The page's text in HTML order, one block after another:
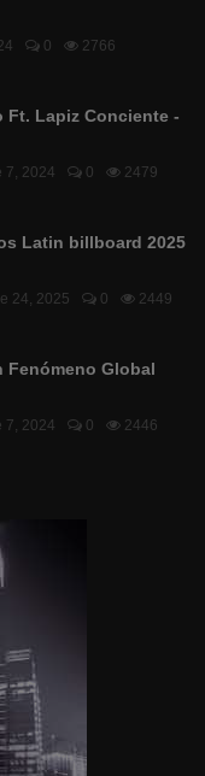
0 2766
Lapiz Conciente -
7, 2024 0 2479
Latin billboard 2025
24, 2025 0 2449
Fenómeno Global
7, 2024 0 2446